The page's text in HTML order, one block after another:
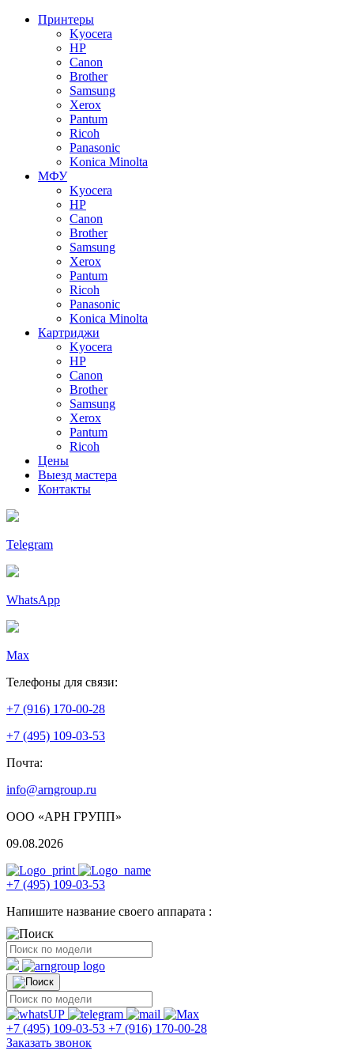
Принтеры
Kyocera
HP
Canon
Brother
Samsung
Xerox
Pantum
Ricoh
Panasonic
Konica Minolta
МФУ
Kyocera
HP
Canon
Brother
Samsung
Xerox
Pantum
Ricoh
Panasonic
Konica Minolta
Картриджи
Kyocera
HP
Canon
Brother
Samsung
Xerox
Pantum
Ricoh
Цены
Выезд мастера
Контакты
Telegram
WhatsApp
Max
Телефоны для связи:
+7 (916) 170-00-28
+7 (495) 109-03-53
Почта:
info@arngroup.ru
ООО «АРН ГРУПП»
09.08.2026
+7 (495) 109-03-53
Напишите название своего аппарата :
+7 (495) 109-03-53 +7 (916) 170-00-28
Заказать звонок